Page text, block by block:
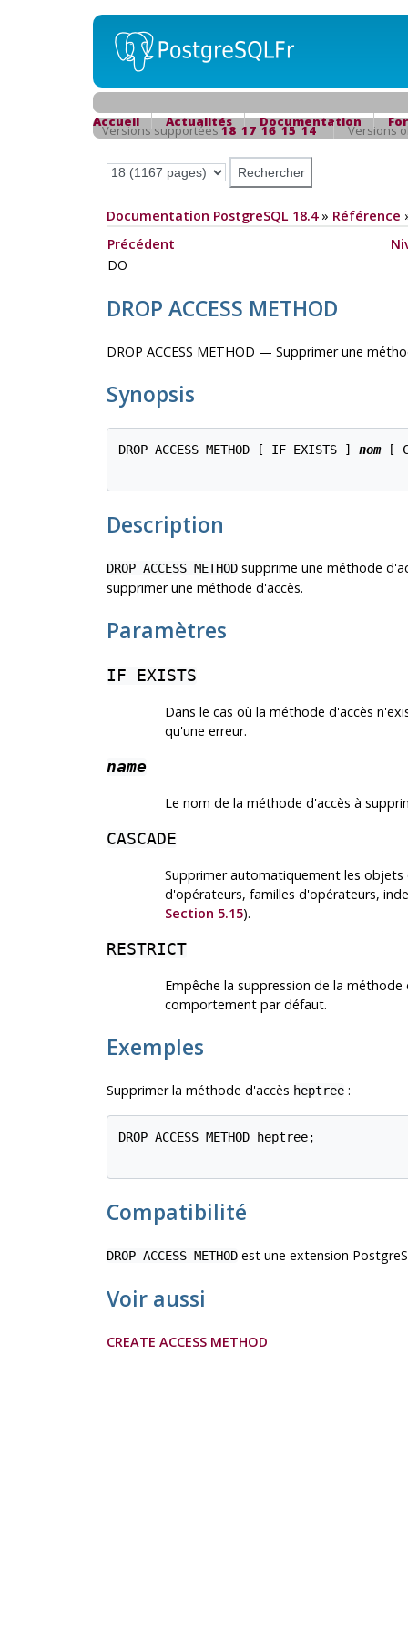
Accueil Actualités Documentation
Versions supportées18 17 16 15 14 Versions
Documentation PostgreSQL 18.4» Référence
Précédent
DO
DROP ACCESS METHOD
DROP ACCESS METHOD — Supprimer une
Synopsis
DROP ACCESS METHOD [ IF EXISTS ] nom [
Description
DROP ACCESS METHODsupprime une méthode
supprimer une méthode d'accès.
Paramètres
IF EXISTS
Dans le cas où la méthode d'accès
qu'une erreur.
name
Le nom de la méthode d'accès à
CASCADE
Supprimer automatiquement les
d'opérateurs, familles d'opérateurs,
Section 5.15).
RESTRICT
Empêche la suppression de la
comportement par défaut.
Exemples
Supprimer la méthode d'accès heptree:
DROP ACCESS METHOD heptree;
Compatibilité
DROP ACCESS METHODest une extension
Voir aussi
CREATE ACCESS METHOD